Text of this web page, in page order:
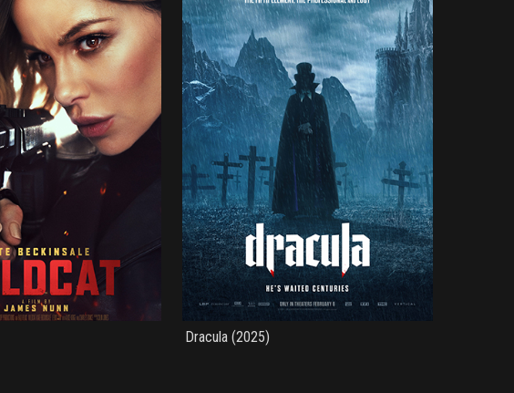
Dracula (2025)